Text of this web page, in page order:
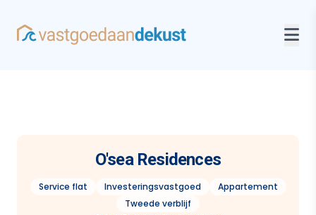
O'sea Residences
Service flat Investeringsvastgoed
Appartement
Tweede verblijf